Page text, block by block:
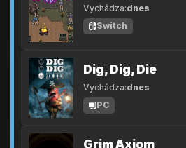
Vychádza:dnes
Switch
Dig, Dig, Die
Vychádza:dnes
PC
Grim Axiom